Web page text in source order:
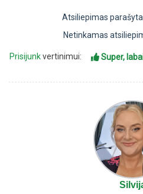
Atsiliepimas
Netinkamas
Prisijunkvertinimui: Super,